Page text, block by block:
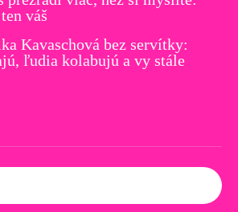
váš
Kavaschová bez servítky:
ľudia kolabujú a vy stále